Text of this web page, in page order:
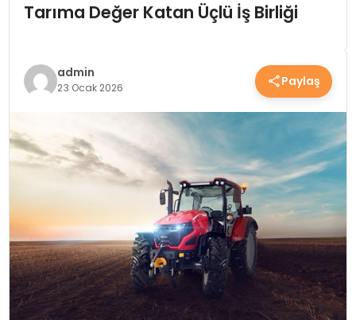
EKONOMI
TEKNOLOJI
SAĞLIK
YAŞAM
Tarıma Değer Katan Üçlü İş Birliği
admin
23 Ocak 2026 Paylaş